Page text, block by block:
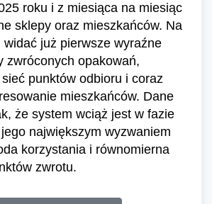
roku i z miesiąca na miesiąc
sklepy oraz mieszkańców. Na
widać już pierwsze wyraźne
zwróconych opakowań,
punktów odbioru i coraz
mieszkańców. Dane
że system wciąż jest w fazie
największym wyzwaniem
korzystania i równomierna
zwrotu.